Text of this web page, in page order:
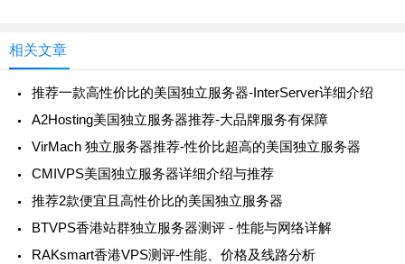
相关文章
推荐一款高性价比的美国独立服务器-InterServer详细介绍
A2Hosting美国独立服务器推荐-大品牌服务有保障
VirMach 独立服务器推荐-性价比超高的美国独立服务器
CMIVPS美国独立服务器详细介绍与推荐
推荐2款便宜且高性价比的美国独立服务器
BTVPS香港站群独立服务器测评 - 性能与网络详解
RAKsmart香港VPS测评-性能、价格及线路分析